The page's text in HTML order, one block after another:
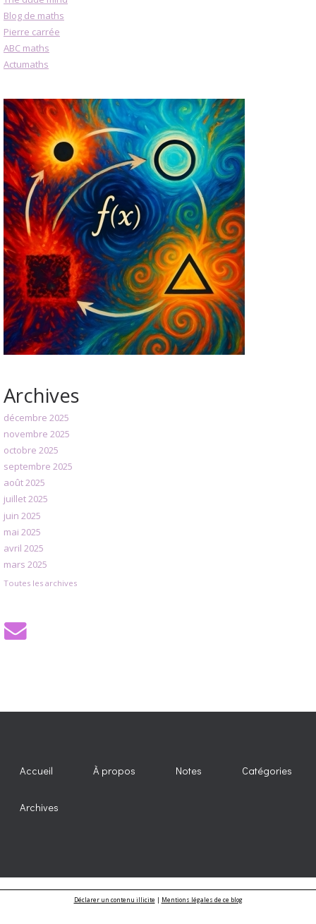
Blog de maths
Pierre carrée
ABC maths
Actumaths
Archives
décembre 2025
novembre 2025
octobre 2025
septembre 2025
août 2025
juillet 2025
juin 2025
mai 2025
avril 2025
mars 2025
Toutes les archives
Accueil À propos Notes Catégories
Archives
Déclarer un contenu illicite| Mentions légales de ce blog